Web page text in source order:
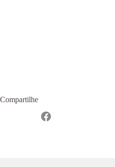
Compartilhe